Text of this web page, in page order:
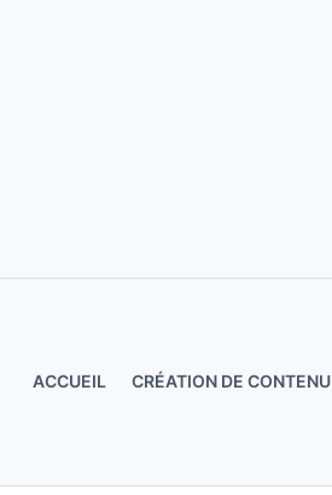
ACCUEIL CRÉATION DE CONTENU